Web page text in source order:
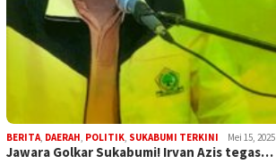
BERITA, DAERAH, POLITIK, SUKABUMI TERKINI Mei 15, 2025
Jawara Golkar Sukabumi! Irvan Azis tegas…